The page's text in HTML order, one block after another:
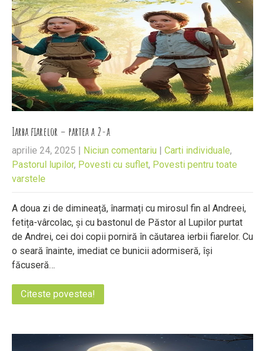
Iarba fiarelor – partea a 2-a
aprilie 24, 2025 | Niciun comentariu | Carti individuale,
Pastorul lupilor, Povesti cu suflet, Povesti pentru toate
varstele
A doua zi de dimineață, înarmați cu mirosul fin al Andreei,
fetița-vârcolac, și cu bastonul de Păstor al Lupilor purtat
de Andrei, cei doi copii porniră în căutarea ierbii fiarelor. Cu
o seară înainte, imediat ce bunicii adormiseră, își
făcuseră…
Citeste povestea!